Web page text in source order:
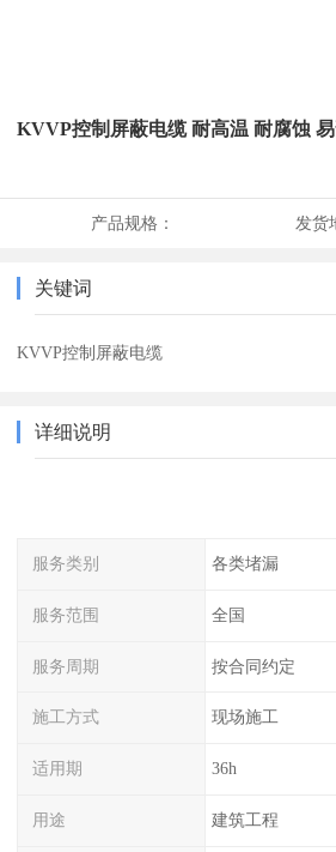
KVVP控制屏蔽电缆 耐高温 耐腐蚀
产品规格： 发货
关键词
KVVP控制屏蔽电缆
详细说明
服务类别 各类堵漏
服务范围 全国
服务周期 按合同约定
施工方式 现场施工
适用期 36h
用途 建筑工程